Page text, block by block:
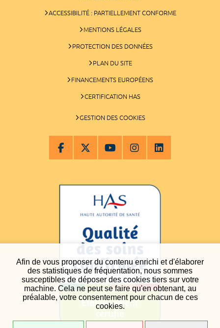
Afin de vous proposer du contenu enrichi et d'élaborer
des statistiques de fréquentation, nous sommes
susceptibles de déposer des cookies tiers sur votre
machine. Cela ne peut se faire qu'en obtenant, au
préalable, votre consentement pour chacun de ces
cookies.
ACCESSIBILITÉ : PARTIELLEMENT CONFORME
MENTIONS LÉGALES
PROTECTION DES DONNÉES
PLAN DU SITE
FINANCEMENTS EUROPÉENS
CERTIFICATION HAS
GESTION DES COOKIES